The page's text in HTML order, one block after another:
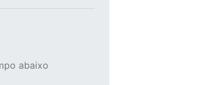
abaixo